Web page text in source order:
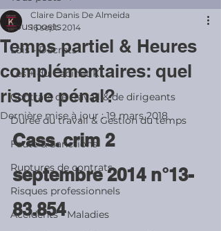
Tous posts
Lois - Décrets
Les + du Cabinet K
Contrats de travail & de dirigeants
Durée du travail & Gestion du temps
Faute & Sanctions
Ruptures de contrats
Risques professionnels
Accidents - Maladies
Temps partiel & Heures
complémentaires: quel
risque pénal?
Claire Danis De Almeida
16 sept. 2014
Dernière mise à jour :19 mars 2018
Cass. crim 2
septembre 2014 n°13-
83.854